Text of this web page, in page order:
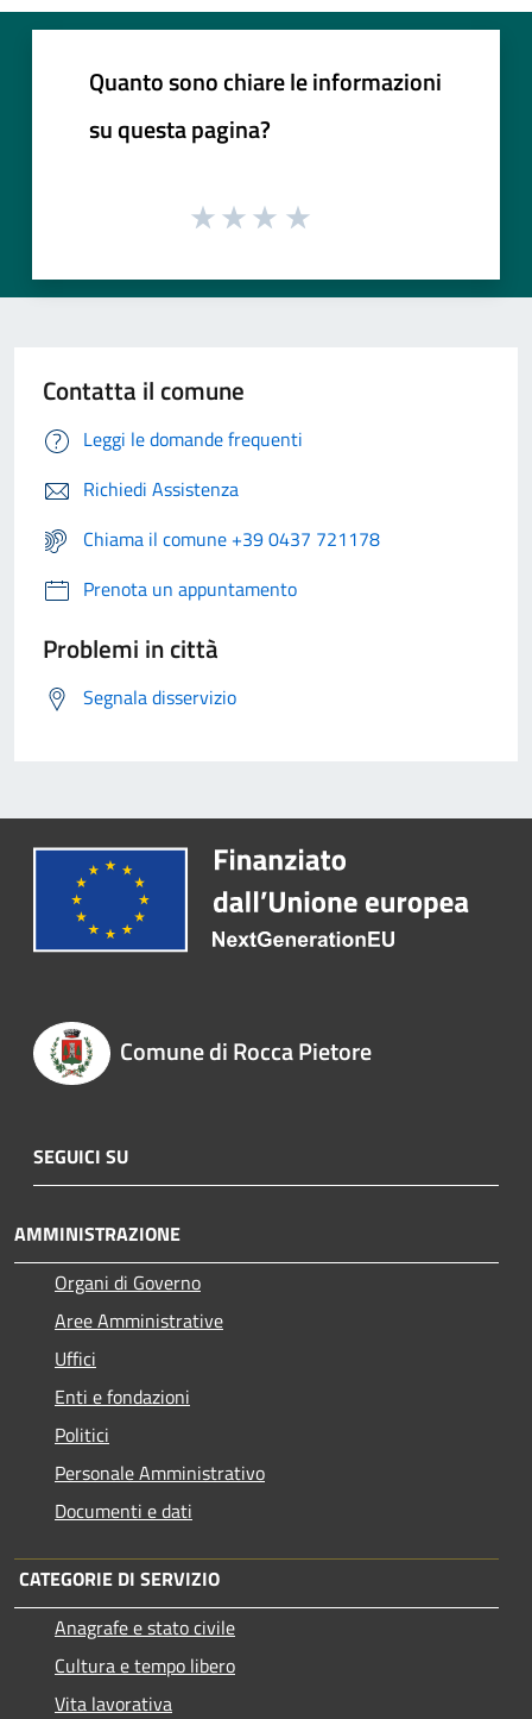
Quanto sono chiare le informazioni
su questa pagina?
Contatta il comune
Leggi le domande frequenti
Richiedi Assistenza
Chiama il comune +39 0437 721178
Prenota un appuntamento
Problemi in città
Segnala disservizio
Comune di Rocca Pietore
SEGUICI SU
AMMINISTRAZIONE
Organi di Governo
Aree Amministrative
Uffici
Enti e fondazioni
Politici
Personale Amministrativo
Documenti e dati
CATEGORIE DI SERVIZIO
Anagrafe e stato civile
Cultura e tempo libero
Vita lavorativa